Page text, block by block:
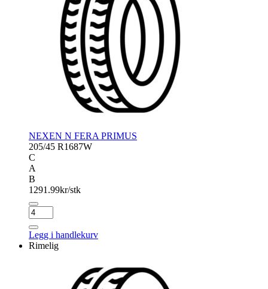
NEXEN N FERA PRIMUS
205/45 R1687W
C
A
B
1291.99kr/stk
NEXEN
N
FERA
PRIMUS
Legg i handlekurv
Rimelig